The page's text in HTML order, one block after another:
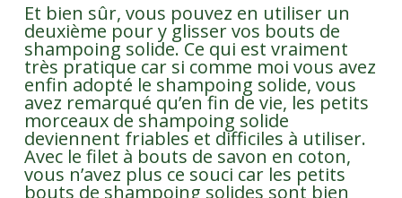
Et bien sûr, vous pouvez en utiliser un
deuxième pour y glisser vos bouts de
shampoing solide. Ce qui est vraiment
très pratique car si comme moi vous avez
enfin adopté le shampoing solide, vous
avez remarqué qu’en fin de vie, les petits
morceaux de shampoing solide
deviennent friables et difficiles à utiliser.
Avec le filet à bouts de savon en coton,
vous n’avez plus ce souci car les petits
bouts de shampoing solides sont bien